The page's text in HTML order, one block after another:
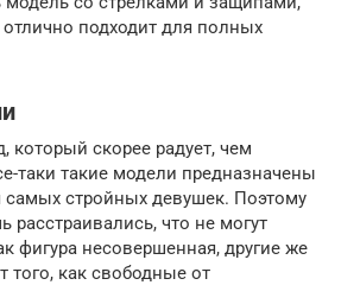
отлично подходит для полных
который скорее радует, чем
таки такие модели предназначены
самых стройных девушек. Поэтому
что не могут
фигура несовершенная, другие же
того, как свободные от